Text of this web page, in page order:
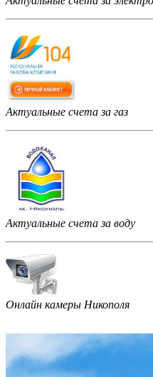
Актуальные счета за газ
Актуальные счета за воду
Онлайн камеры Никополя